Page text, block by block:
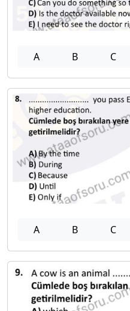
A B C
A B C